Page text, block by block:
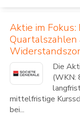
Aktie im
Die
(WKN:
mittelfristige
bei...